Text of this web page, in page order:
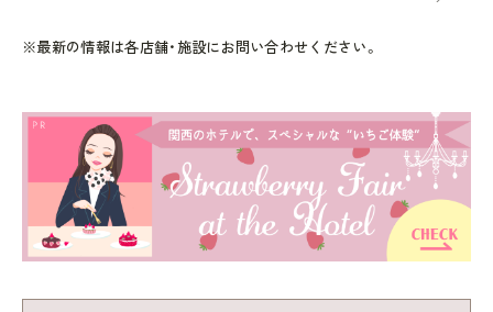
※最新の情報は各店舗・施設にお問い合わせください。